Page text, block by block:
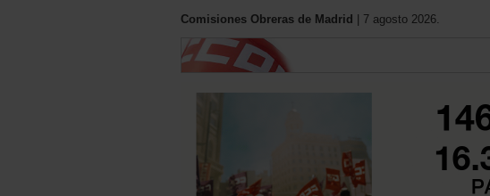
Comisiones Obreras de Madrid | 7 agosto 2026.